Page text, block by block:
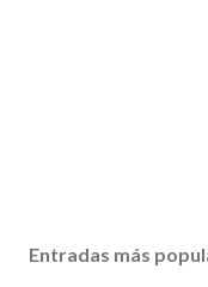
Entradas más